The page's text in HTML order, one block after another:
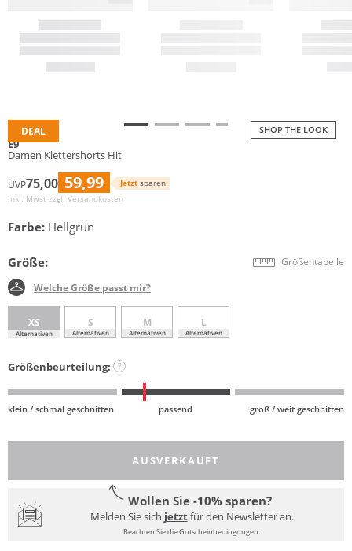
SHOP THE LOOK
DEAL
E9
Damen Klettershorts Hit
UVP75,00 59,99 Jetzt sparen
inkl. Mwst zzgl. Versandkosten
Farbe: Hellgrün
Größe: Größentabelle
Welche Größe passt mir?
XS
Alternativen
S
Alternativen
M
Alternativen
L
Alternativen
Größenbeurteilung: ?
klein / schmal geschnitten passend groß / weit geschnitten
AUSVERKAUFT
Wollen Sie -10% sparen?
Melden Sie sich jetztfür den Newsletter an.
Beachten Sie die Gutscheinbedingungen.